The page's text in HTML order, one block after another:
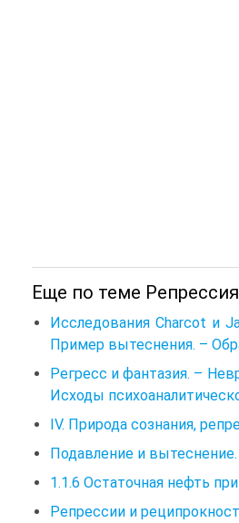
Еще по теме
Исследования Charcot и
Пример вытеснения. –
Регресс и фантазия. –
Исходы
IV. Природа сознания,
Подавление и вытеснение.
1.1.6 Остаточная нефть
Репрессии и